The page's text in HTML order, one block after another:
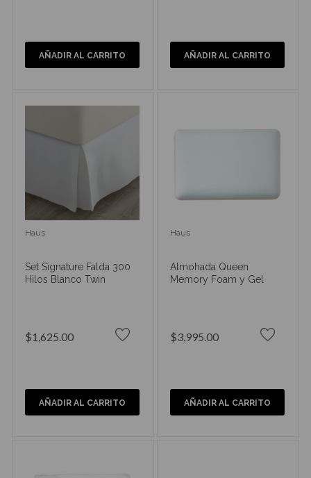
AÑADIR AL CARRITO AÑADIR AL CARRITO
Haus
Set Signature Falda 300
Hilos Blanco Twin
$1,625.00
AÑADIR AL CARRITO
Haus
Almohada Queen
Memory Foam y Gel
$3,995.00
AÑADIR AL CARRITO